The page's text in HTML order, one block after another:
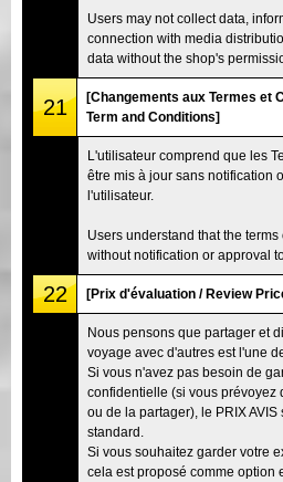
Users may not collect data,
connection with media
data without the shop's
21
[Changements aux Termes et
Term and Conditions]
L'utilisateur comprend que les
être mis à jour sans notification
l'utilisateur.
Users understand that the
without notification or approval
22 [Prix d'évaluation / Review
Nous pensons que partager et
voyage avec d'autres est l'une
Si vous n'avez pas besoin de
confidentielle (si vous prévoyez
ou de la partager), le PRIX
standard.
Si vous souhaitez garder votre
cela est proposé comme option